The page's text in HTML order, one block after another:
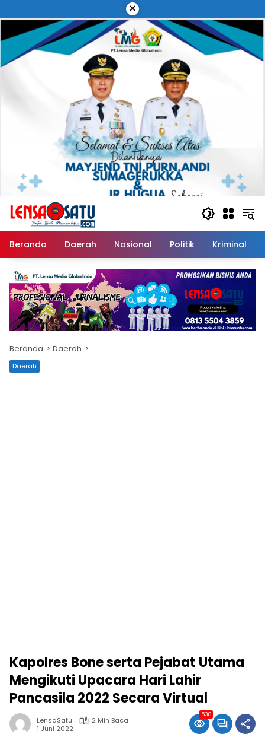
ke
konten
×
Beranda Daerah Nasional Politik Kriminal
Beranda Daerah
Daerah
Kapolres Bone serta Pejabat Utama
Mengikuti Upacara Hari Lahir
Pancasila 2022 Secara Virtual
LensaSatu
2 Min Baca
1 Juni 2022
538